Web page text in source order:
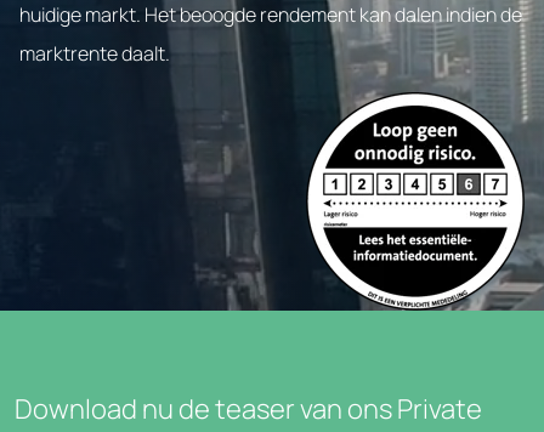
huidige markt. Het beoogde rendement kan dalen indien de
marktrente daalt.
Download nu de teaser van ons Private